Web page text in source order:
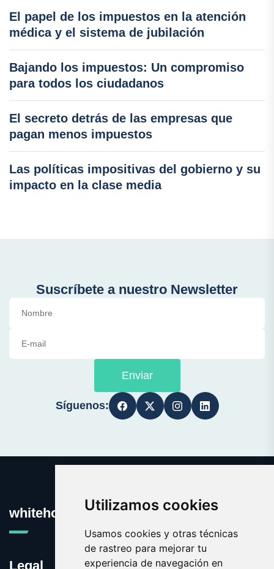
Utilizamos cookies
Usamos cookies y otras técnicas
de rastreo para mejorar tu
experiencia de navegación en
El papel de los impuestos en la atención
médica y el sistema de jubilación
Bajando los impuestos: Un compromiso
para todos los ciudadanos
El secreto detrás de las empresas que
pagan menos impuestos
Las políticas impositivas del gobierno y su
impacto en la clase media
Suscríbete a nuestro Newsletter
Enviar
Síguenos:
whitehouse.es
Legal